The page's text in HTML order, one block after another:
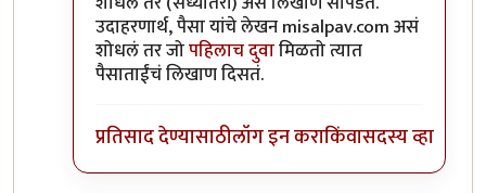
उदाहरणार्थ, पैसा यांचे लेखन misalpav.com असं
शोधलं तर जोपहिलाच दुवामिळतो त्यात
पैसाताईंचं लिखाण दिसतं.
प्रतिसाद देण्यासाठीलॉग इन कराकिंवासदस्य व्हा